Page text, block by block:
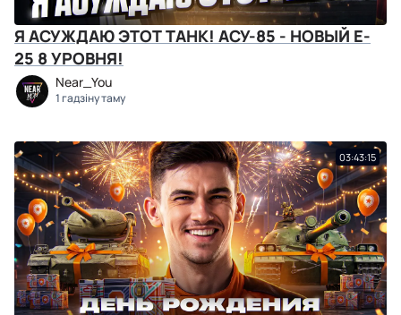
Я АСУЖДАЮ ЭТОТ ТАНК! АСУ-85 - НОВЫЙ E-
25 8 УРОВНЯ!
Near_You
1 гадзіну таму
03:43:15